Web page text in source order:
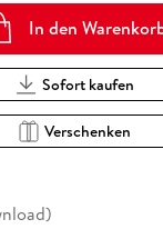
In den
Sofort kaufen
Verschenken